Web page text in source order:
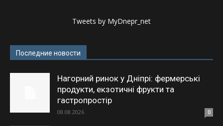
Tweets by MyDnepr_net
Последние новости
Нагорний ринок у Дніпрі: фермерські
продукти, екзотичні фрукти та
гастропростір
08.08.2026 0